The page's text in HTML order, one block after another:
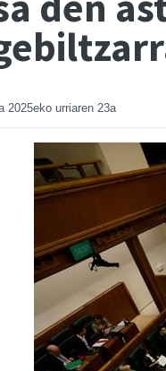
2025eko urriaren 23a